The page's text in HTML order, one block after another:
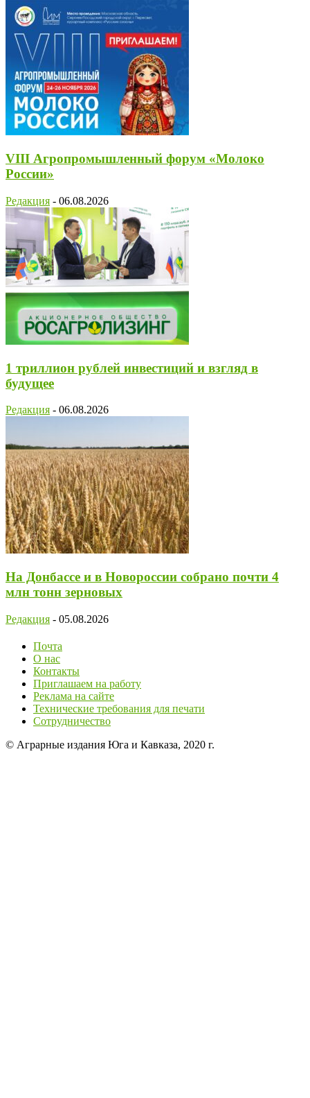
VIII Агропромышленный форум «Молоко
России»
Редакция - 06.08.2026
1 триллион рублей инвестиций и взгляд в
будущее
Редакция - 06.08.2026
На Донбассе и в Новороссии собрано почти 4
млн тонн зерновых
Редакция - 05.08.2026
Почта
О нас
Контакты
Приглашаем на работу
Реклама на сайте
Технические требования для печати
Сотрудничество
© Аграрные издания Юга и Кавказа, 2020 г.